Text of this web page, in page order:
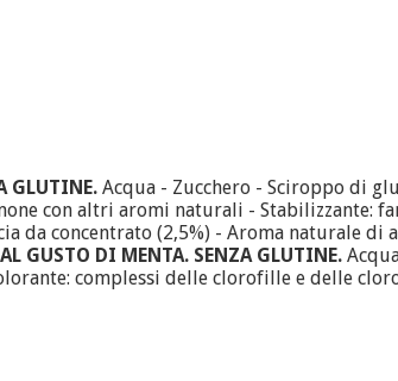
GLUTINE. Acqua - Zucchero - Sciroppo di
con altri aromi naturali - Stabilizzante:
da concentrato (2,5%) - Aroma naturale
GUSTO DI MENTA. SENZA GLUTINE.
complessi delle clorofille e delle